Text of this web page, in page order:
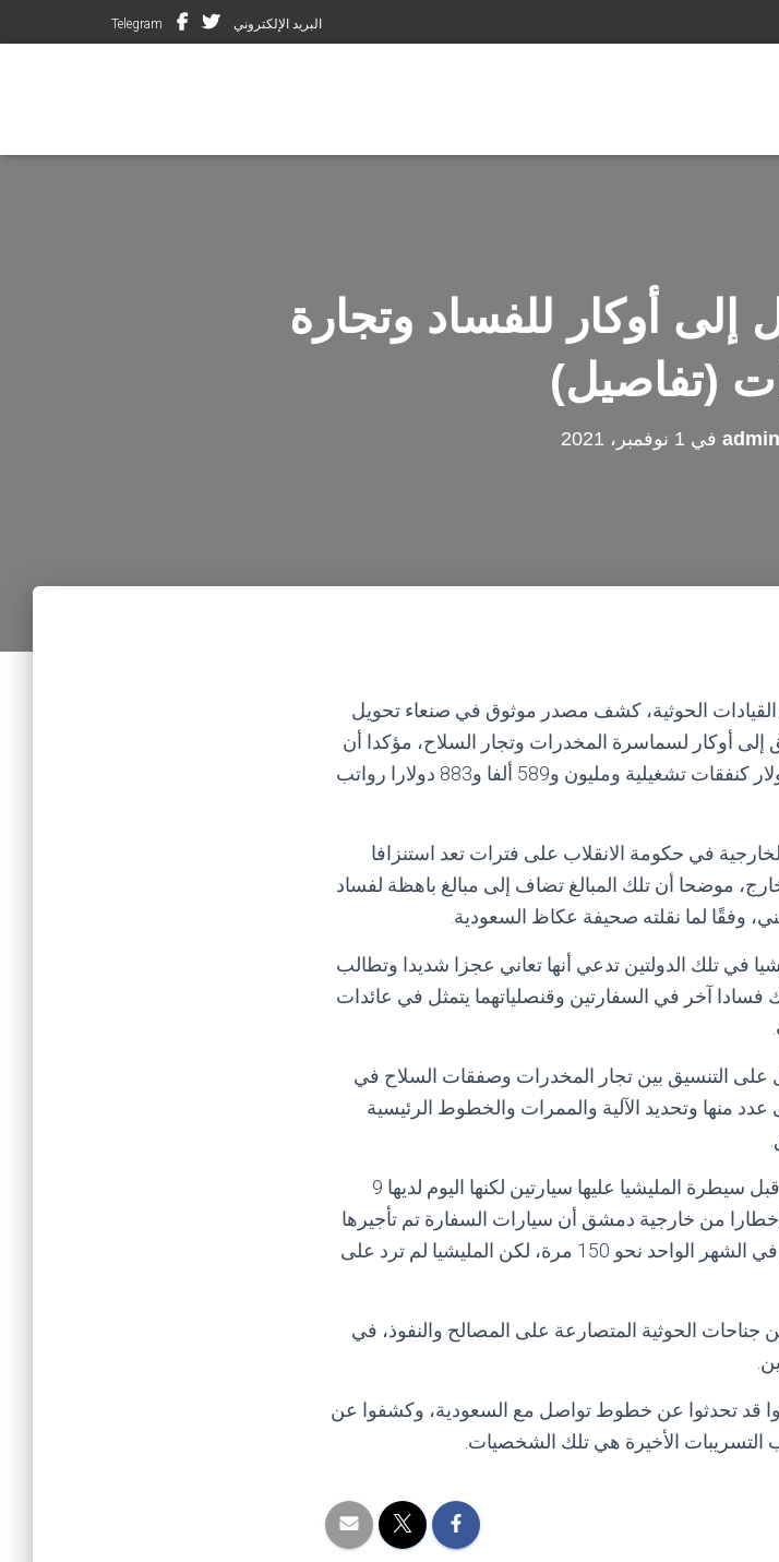
البريد الإلكتروني Telegram
أوكار للفساد وتجارة
(تفاصيل)
admin في 1 نوفمبر، 2021
القيادات الحوثية، كشف مصدر موثوق في صنعاء تحويل
أوكار لسماسرة المخدرات وتجار السلاح، مؤكدا أن
السفارتين تستنزفان سنويا أكثر من 734 ألف دولار كنفقات تشغيلية ومليون و589 ألفا و883 دولارا رواتب
في حكومة الانقلاب على فترات تعد استنزافا
موضحا أن تلك المبالغ تضاف إلى مبالغ باهظة لفساد
وفقًا لما نقلته صحيفة عكاظ السعودية.
في تلك الدولتين تدعي أنها تعاني عجزا شديدا وتطالب
فسادا آخر في السفارتين وقنصلياتهما يتمثل في عائدات
على التنسيق بين تجار المخدرات وصفقات السلاح في
عدد منها وتحديد الآلية والممرات والخطوط الرئيسية
وأوضح أن سفارة اليمن في دمشق كانت تملك قبل سيطرة المليشيا عليها سيارتين لكنها اليوم لديها 9
من خارجية دمشق أن سيارات السفارة تم تأجيرها
إلى تاجر مخدرات وأنها تتنقل بين سورية ولبنان في الشهر الواحد نحو 150 مرة، لكن المليشيا لم ترد على
جناحات الحوثية المتصارعة على المصالح والنفوذ، في
قد تحدثوا عن خطوط تواصل مع السعودية، وكشفوا عن
الأخيرة هي تلك الشخصيات.